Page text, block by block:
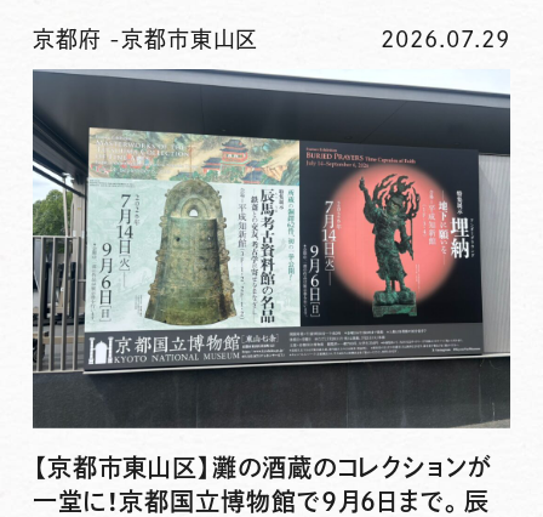
京都府 -京都市東山区 2026.07.29
【京都市東山区】灘の酒蔵のコレクションが
一堂に！京都国立博物館で9月6日まで。辰